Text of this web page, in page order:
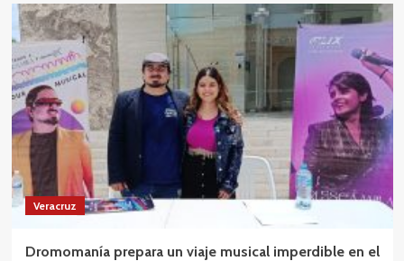
Veracruz
Dromomanía prepara un viaje musical imperdible en el